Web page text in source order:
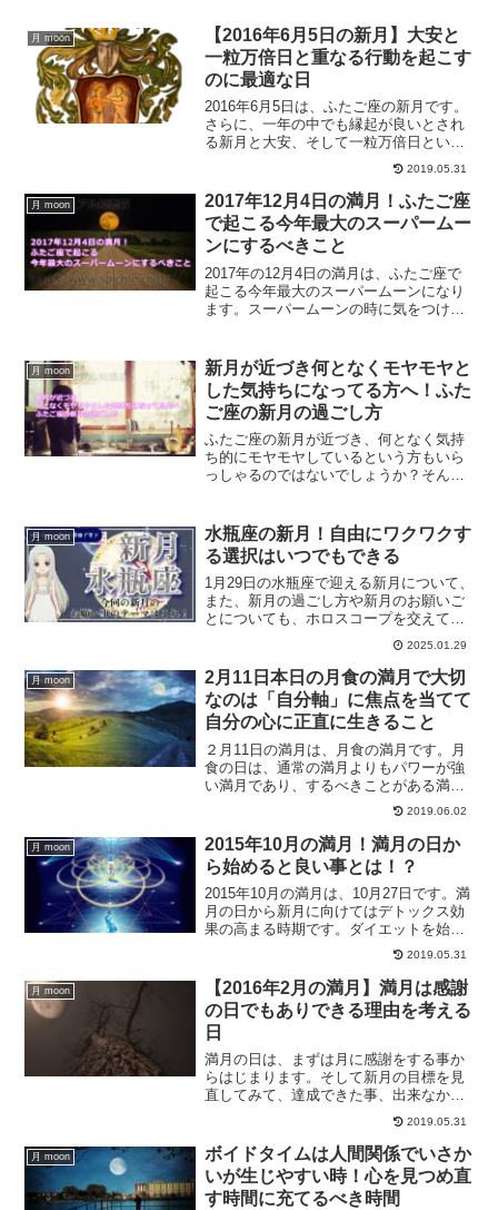
月 moon
【2016年6月5日の新月】大安と
一粒万倍日と重なる行動を起こす
のに最適な日
2016年6月5日は、ふたご座の新月です。
さらに、一年の中でも縁起が良いとされ
る新月と大安、そして一粒万倍日という
三つの良い日が重なる日でもあります。
この日に始めたことはすべて良い方向に
向かうという日です。そんな新月の日
に、行動を起こしてみませんか？
2019.05.31
月 moon
2017年12月4日の満月！ふたご座
で起こる今年最大のスーパームー
ンにするべきこと
2017年の12月4日の満月は、ふたご座で
起こる今年最大のスーパームーンになり
ます。スーパームーンの時に気をつける
て、最大限にスーパームーンを活用しま
しょう。
月 moon
新月が近づき何となくモヤモヤと
した気持ちになってる方へ！ふた
ご座の新月の過ごし方
ふたご座の新月が近づき、何となく気持
ち的にモヤモヤしているという方もいら
っしゃるのではないでしょうか？そんな
す。そんな方々へ、ふたご座の新月の過
ごし方をご紹介します。
月 moon
水瓶座の新月！自由にワクワクす
る選択はいつでもできる
1月29日の水瓶座で迎える新月について、
また、新月の過ごし方や新月のお願いご
とについても、ホロスコープを交えて解
2025.01.29
月 moon
2月11日本日の月食の満月で大切
なのは「自分軸」に焦点を当てて
自分の心に正直に生きること
２月11日の満月は、月食の満月です。月
食の日は、通常の満月よりもパワーが強
い満月であり、するべきことがある満月
でもあります。自分軸に焦点を当てて生
きることについて、月食の満月にするべ
きことについて解説します。
2019.06.02
月 moon
2015年10月の満月！満月の日か
ら始めると良い事とは！？
2015年10月の満月は、10月27日です。満
月の日から新月に向けてはデトックス効
果の高まる時期です。ダイエットを始め
るのに最適な日なのです。満月の日から
始めると良い事と、満月の日にする事と
は？
2019.05.31
月 moon
【2016年2月の満月】満月は感謝
の日でもありできる理由を考える
日
満月の日は、まずは月に感謝をする事か
らはじまります。そして新月の目標を見
直してみて、達成できた事、出来なかっ
た事を分けます。達成出来なかった事は
何で達成出来なかったのかを考えてみ
て、どうしたら達成出来るのかを考えて
みる日でもあります。満月の日の過ごし
方についてです。
2019.05.31
月 moon
ボイドタイムは人間関係でいさか
いが生じやすい時！心を見つめ直
す時間に充てるべき時間